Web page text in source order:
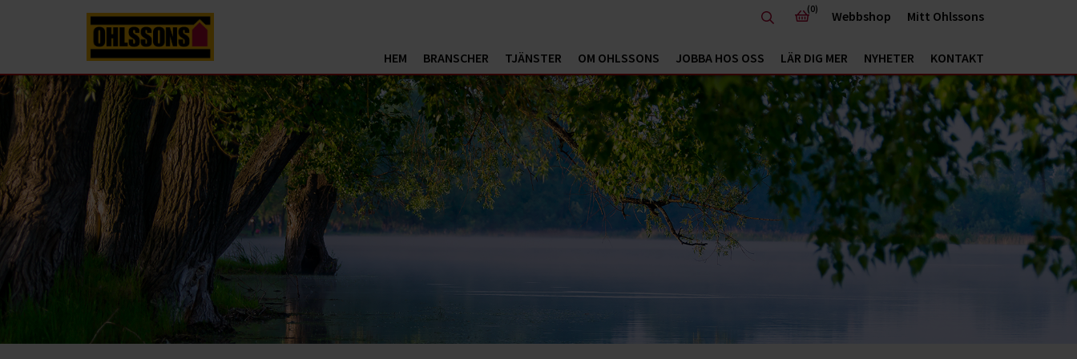
HEM BRANSCHER TJÄNSTER OM OHLSSONS JOBBA HOS OSS LÄR DIG MER NYHETER KONTAKT
(0) Webbshop Mitt Ohlssons